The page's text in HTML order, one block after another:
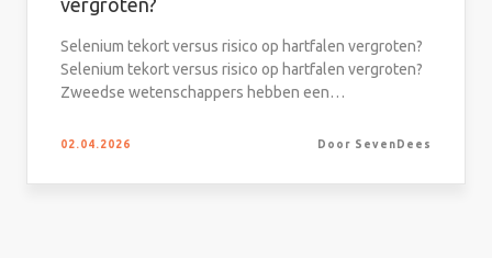
vergroten?
Selenium tekort versus risico op hartfalen vergroten?
Selenium tekort versus risico op hartfalen vergroten?
Zweedse wetenschappers hebben een…
02.04.2026 Door SevenDees